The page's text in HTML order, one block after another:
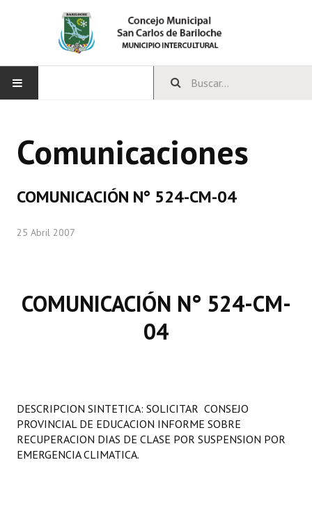
CONCEJO
Concejales Mandato Cumplido
Constitución Provincial
Carta Orgánica 2007
Comunicaciones
COMUNICACIÓN N° 524-CM-04
25 Abril 2007
COMUNICACIÓN N° 524-CM-
04
DESCRIPCION SINTETICA: SOLICITAR CONSEJO
PROVINCIAL DE EDUCACION INFORME SOBRE
RECUPERACION DIAS DE CLASE POR SUSPENSION POR
EMERGENCIA CLIMATICA.